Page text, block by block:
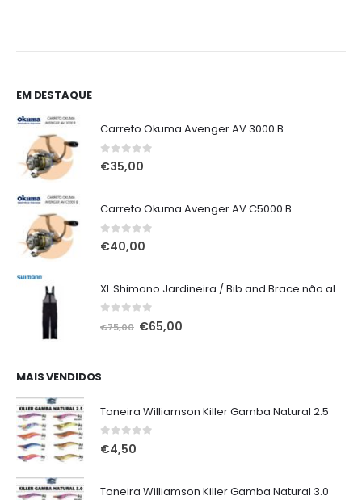
EM DESTAQUE
Carreto Okuma Avenger AV 3000 B
0out of 5
€35,00
Carreto Okuma Avenger AV C5000 B
0out of 5
€40,00
XL Shimano Jardineira / Bib and Brace não alcochoada preta
out of 5
€75,00 O
€65,00
MAIS VENDIDOS
Toneira Williamson Killer Gamba Natural 2.5
0out of 5
€4,50
Toneira Williamson Killer Gamba Natural 3.0